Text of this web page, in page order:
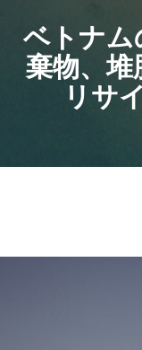
ベトナム
棄物、堆
リサ